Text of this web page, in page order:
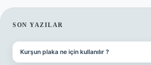
SIDEBAR
SON YAZILAR
Kurşun plaka ne için kullanılır ?